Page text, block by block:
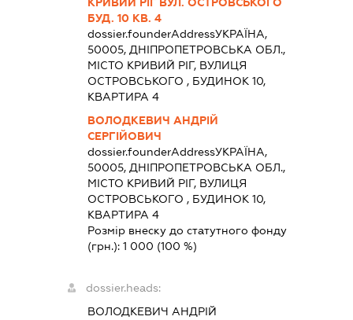
БУД. 10 КВ. 4
dossier.founderAddressУКРАЇНА,
50005, ДНІПРОПЕТРОВСЬКА ОБЛ.,
МІСТО КРИВИЙ РІГ, ВУЛИЦЯ
ОСТРОВСЬКОГО , БУДИНОК 10,
КВАРТИРА 4
ВОЛОДКЕВИЧ АНДРІЙ
СЕРГІЙОВИЧ
dossier.founderAddressУКРАЇНА,
50005, ДНІПРОПЕТРОВСЬКА ОБЛ.,
МІСТО КРИВИЙ РІГ, ВУЛИЦЯ
ОСТРОВСЬКОГО , БУДИНОК 10,
КВАРТИРА 4
Розмір внеску до статутного фонду
(грн.):1 000 (100 %)
dossier.heads:
ВОЛОДКЕВИЧ АНДРІЙ